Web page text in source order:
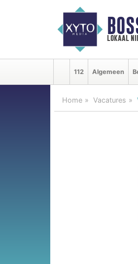
lokaal
112 Algemeen
Home Vacatures